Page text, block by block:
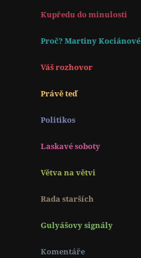
Kupředu do minulosti
Proč? Martiny Kociánové
Váš rozhovor
Právě teď
Politikos
Laskavé soboty
Větva na větvi
Rada starších
Gulyášovy signály
Komentáře